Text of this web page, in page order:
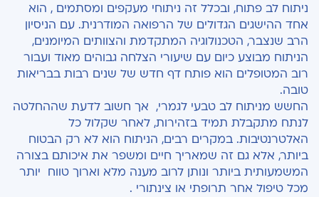
ניתוח לב פתוח, ובכלל זה ניתוחי מעקפים ומסתמים , הוא
אחד ההישגים הגדולים של הרפואה המודרנית. עם הניסיון
הרב שנצבר, הטכנולוגיה המתקדמת והצוותים המיומנים,
הניתוח מבוצע כיום עם שיעורי הצלחה גבוהים מאוד ועבור
רוב המטופלים הוא פותח דף חדש של שנים רבות בבריאות
טובה.
החשש מניתוח לב טבעי לגמרי, אך חשוב לדעת שההחלטה
לנתח מתקבלת תמיד בזהירות, לאחר שקלול כל
האלטרנטיבות. במקרים רבים, הניתוח הוא לא רק הבטוח
ביותר, אלא גם זה שמאריך חיים ומשפר את איכותם בצורה
המשמעותית ביותר ונותן לרוב מענה מלא וארוך טווח יותר
מכל טיפול אחר תרופתי או צינתורי .